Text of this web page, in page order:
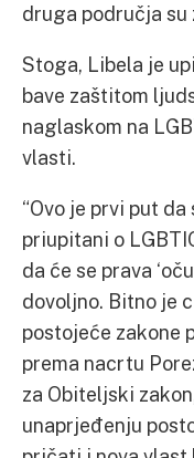
druga područja su
Stoga, Libela je
bave zaštitom
naglaskom na
vlasti.
“Ovo je prvi put
priupitani o
da će se prava
dovoljno. Bitno je
postojeće zakone
prema nacrtu
za Obiteljski
unaprjeđenju